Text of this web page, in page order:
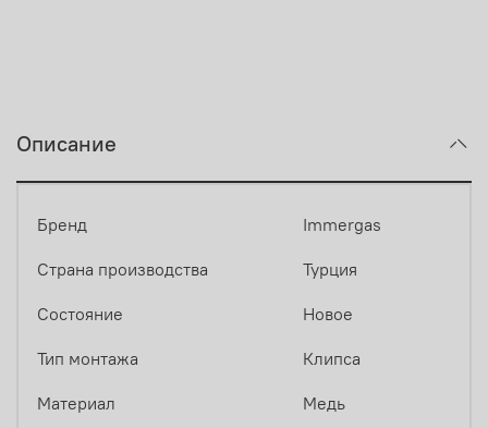
Описание
Бренд Immergas
Страна производства Турция
Состояние Новое
Тип монтажа Клипса
Материал Медь